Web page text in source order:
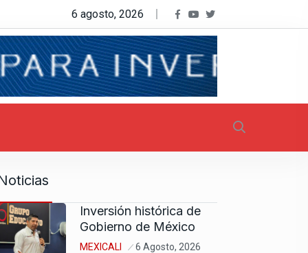
6 agosto, 2026
Inversión histórica de
Gobierno de México
MEXICALI 6 Agosto, 2026